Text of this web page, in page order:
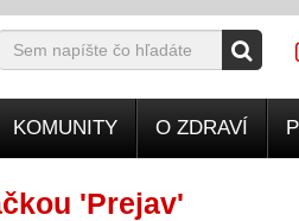
KOMUNITY O ZDRAVÍ
'Prejav'